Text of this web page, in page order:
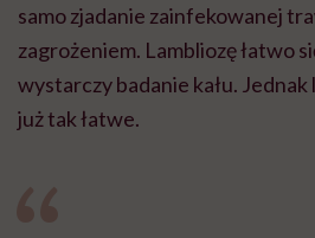
samo zjadanie zainfekowanej
zagrożeniem. Lambliozę łatwo
wystarczy badanie kału.
już tak łatwe.